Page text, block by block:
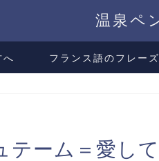
温泉ペ
へ フランス語のフレーズ
テーム＝愛し